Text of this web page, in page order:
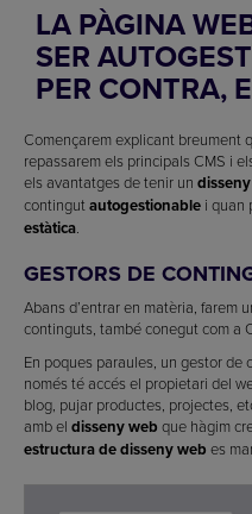
LA PÀGINA
SER
PER CONTRA,
Començarem explicant breument
repassarem els principals CMS i
els avantatges de tenir un
contingut autogestionable i quan
estàtica
GESTORS DE
Abans d’entrar en matèria, farem
continguts, també conegut com a
En poques paraules, un gestor
només té accés el propietari del
blog, pujar productes, projectes,
amb el disseny web que hàgim
estructura de disseny web es